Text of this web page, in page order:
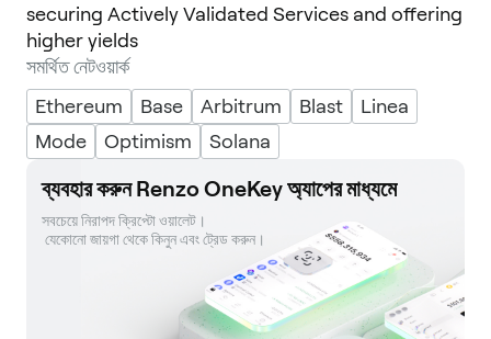
securing Actively Validated Services and offering
higher yields
সমর্থিত নেটওয়ার্ক
Ethereum
Base Arbitrum Blast
Linea
Mode
Optimism Solana
ব্যবহার করুন Renzo OneKey অ্যাপের মাধ্যমে
সবচেয়ে নিরাপদ ক্রিপ্টো ওয়ালেট।
যেকোনো জায়গা থেকে কিনুন এবং ট্রেড করুন।